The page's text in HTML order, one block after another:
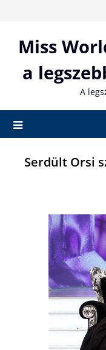
contentMiss
a
A
Serdült Orsi